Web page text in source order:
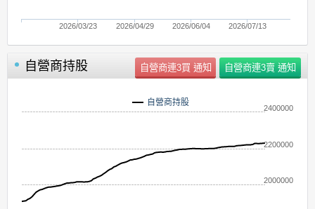
2026/03/23 2026/04/29 2026/06/04 2026/07/13
自營商持股
自營商持股
2000000
2200000
2400000